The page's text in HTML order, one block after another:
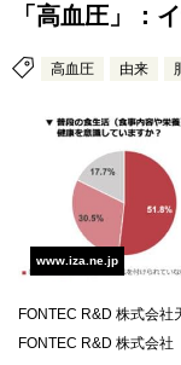
「高血圧」：
高血圧 由来
www.iza.ne.jp
FONTEC R&D 株式会社
FONTEC R&D 株式会社